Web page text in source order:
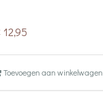
12,95
Toevoegen aan winkelwagen